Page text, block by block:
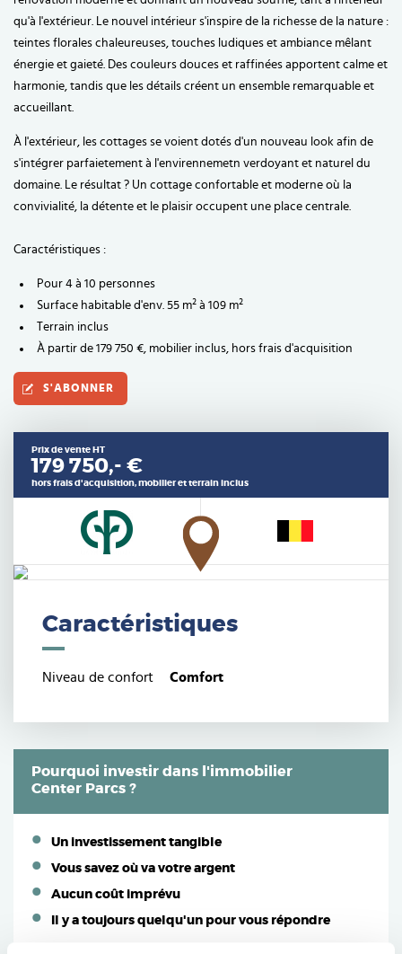
qu'à l'extérieur. Le nouvel intérieur s'inspire de la richesse de la nature :
teintes florales chaleureuses, touches ludiques et ambiance mêlant
énergie et gaieté. Des couleurs douces et raffinées apportent calme et
harmonie, tandis que les détails créent un ensemble remarquable et
accueillant.
À l'extérieur, les cottages se voient dotés d'un nouveau look afin de
s'intégrer parfaietement à l'envirennemetn verdoyant et naturel du
domaine. Le résultat ? Un cottage confortable et moderne où la
convivialité, la détente et le plaisir occupent une place centrale.
Caractéristiques :
Pour 4 à 10 personnes
Surface habitable d'env. 55 m² à 109 m²
Terrain inclus
À partir de 179 750 €, mobilier inclus, hors frais d'acquisition
S'ABONNER
Prix de vente HT
179 750,- €
hors frais d'acquisition, mobilier et terrain inclus
Caractéristiques
Niveau de confort Comfort
Pourquoi investir dans l'immobilier
Center Parcs ?
Un investissement tangible
Vous savez où va votre argent
Aucun coût imprévu
Il y a toujours quelqu'un pour vous répondre